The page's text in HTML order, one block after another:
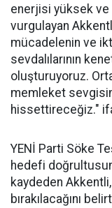
enerjisi yüksek ve
vurgulayan
mücadelenin ve
sevdalılarının
oluşturuyoruz.
memleket
hissettireceğiz."
YENİ Parti Söke
hedefi
kaydeden
bırakılacağını